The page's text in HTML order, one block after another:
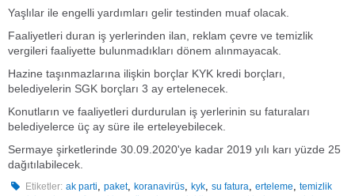
Yaşlılar ile engelli yardımları gelir testinden muaf olacak.
Faaliyetleri duran iş yerlerinden ilan, reklam çevre ve temizlik
vergileri faaliyette bulunmadıkları dönem alınmayacak.
Hazine taşınmazlarına ilişkin borçlar KYK kredi borçları,
belediyelerin SGK borçları 3 ay ertelenecek.
Konutların ve faaliyetleri durdurulan iş yerlerinin su faturaları
belediyelerce üç ay süre ile erteleyebilecek.
Sermaye şirketlerinde 30.09.2020'ye kadar 2019 yılı karı yüzde 25
dağıtılabilecek.
Etiketler: ak parti,paket,koranavirüs,kyk,su fatura,erteleme,temizlik